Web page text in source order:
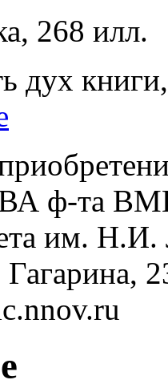
268 илл.
дух
ф-та
им.